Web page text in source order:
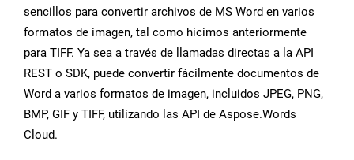
sencillos para convertir archivos de MS Word en varios
formatos de imagen, tal como hicimos anteriormente
para TIFF. Ya sea a través de llamadas directas a la API
REST o SDK, puede convertir fácilmente documentos de
Word a varios formatos de imagen, incluidos JPEG, PNG,
BMP, GIF y TIFF, utilizando las API de Aspose.Words
Cloud.